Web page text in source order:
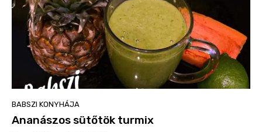
BABSZI KONYHÁJA
Ananászos sütőtök turmix